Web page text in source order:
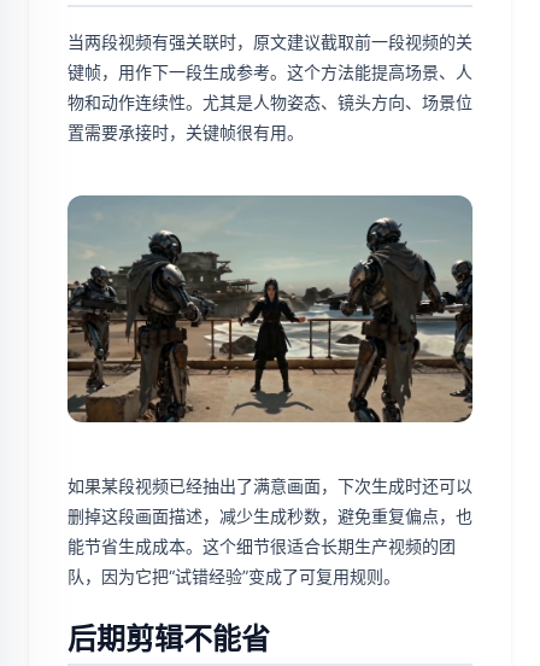
当两段视频有强关联时，原文建议截取前一段视频的关
键帧，用作下一段生成参考。这个方法能提高场景、人
物和动作连续性。尤其是人物姿态、镜头方向、场景位
置需要承接时，关键帧很有用。
如果某段视频已经抽出了满意画面，下次生成时还可以
删掉这段画面描述，减少生成秒数，避免重复偏点，也
能节省生成成本。这个细节很适合长期生产视频的团
队，因为它把“试错经验”变成了可复用规则。
后期剪辑不能省